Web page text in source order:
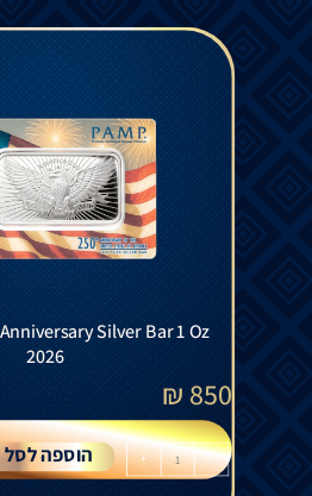
Silver Bar 1 Oz
2026
850
₪
-
+ הוספה לסל